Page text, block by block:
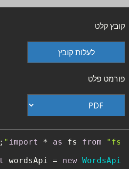
קובץ קלט
לעלות קובץ
פורמט פלט
import * as fs from "fs"
wordsApi = new WordsApi